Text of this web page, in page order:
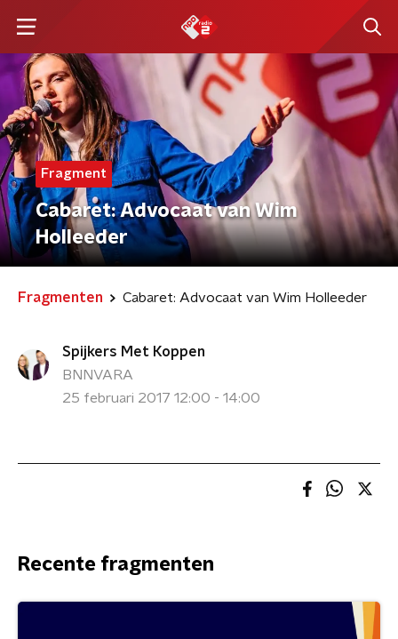
Fragment
Cabaret: Advocaat van Wim
Holleeder
Fragmenten Cabaret: Advocaat van Wim Holleeder
Spijkers Met Koppen
BNNVARA
25 februari 2017 12:00 - 14:00
Recente fragmenten